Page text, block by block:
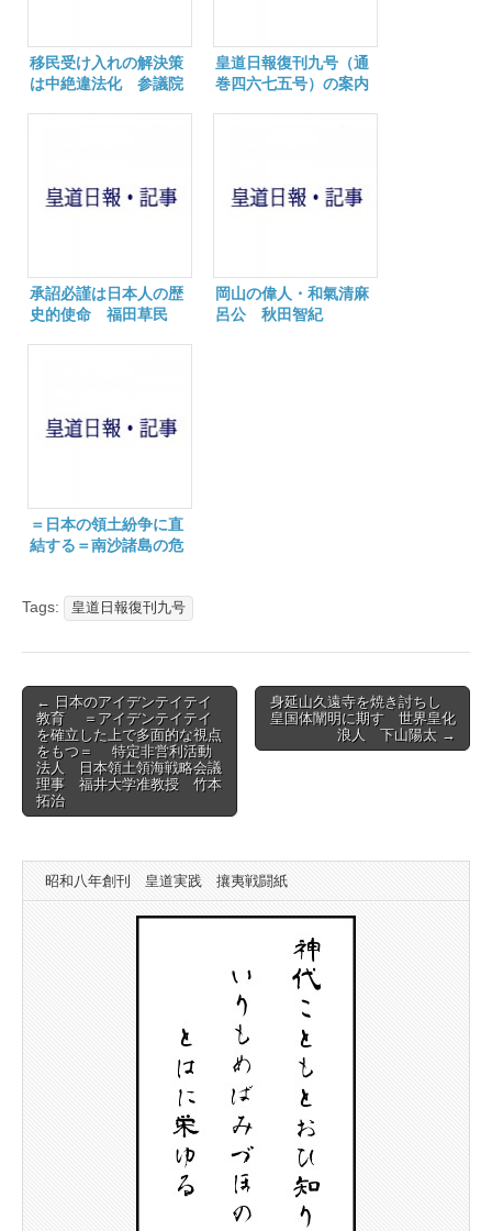
移民受け入れの解決策
は中絶違法化 参議院
皇道日報復刊九号（通
巻四六七五号）の案内
承詔必謹は日本人の歴
史的使命 福田草民
岡山の偉人・和氣清麻
呂公 秋田智紀
＝日本の領土紛争に直
結する＝南沙諸島の危
Tags:
皇道日報復刊九号
Post
navigation
← 日本のアイデンテイテイ
教育 ＝アイデンテイテイ
を確立した上で多面的な視点
をもつ＝ 特定非営利活動
法人 日本領土領海戦略会議
理事 福井大学准教授 竹本
拓治
身延山久遠寺を焼き討ちし
皇国体闡明に期す 世界皇化
浪人 下山陽太 →
昭和八年創刊 皇道実践 攘夷戦闘紙